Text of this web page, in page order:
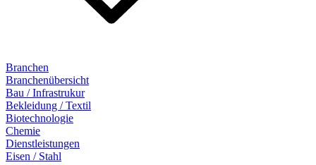
Branchen
Branchenübersicht
Bau / Infrastrukur
Bekleidung / Textil
Biotechnologie
Chemie
Dienstleistungen
Eisen / Stahl